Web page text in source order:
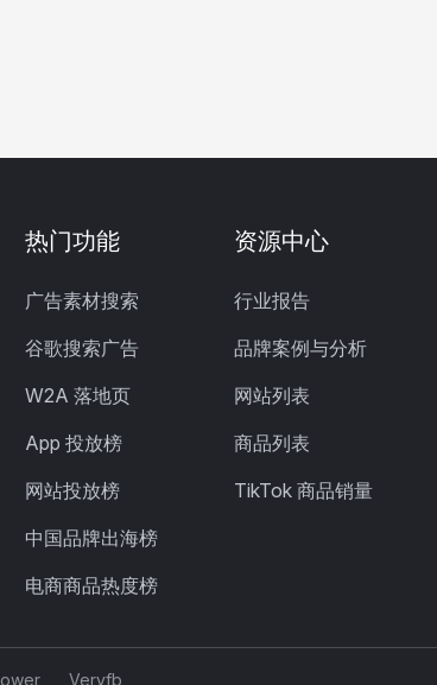
热门功能
广告素材搜索
谷歌搜索广告
W2A 落地页
App 投放榜
网站投放榜
中国品牌出海榜
电商商品热度榜
资源中心
行业报告
品牌案例与分析
网站列表
商品列表
TikTok 商品销量
Veryfb